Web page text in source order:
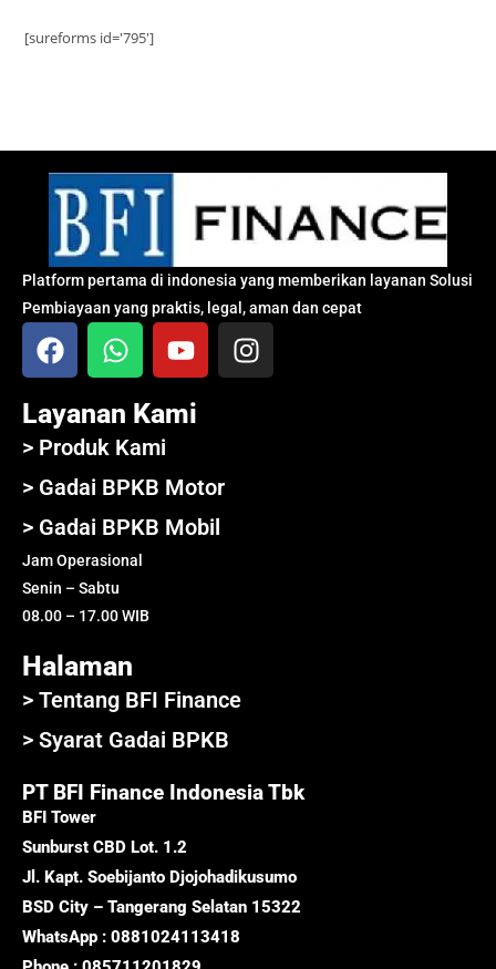
[sureforms id='795']
Platform pertama di indonesia yang memberikan layanan Solusi
Pembiayaan yang praktis, legal, aman dan cepat
Layanan Kami
> Produk Kami
> Gadai BPKB Motor
> Gadai BPKB Mobil
Jam Operasional
Senin – Sabtu
08.00 – 17.00 WIB
Halaman
> Tentang BFI Finance
> Syarat Gadai BPKB
PT BFI Finance Indonesia Tbk
BFI Tower
Sunburst CBD Lot. 1.2
Jl. Kapt. Soebijanto Djojohadikusumo
BSD City – Tangerang Selatan 15322
WhatsApp : 0881024113418